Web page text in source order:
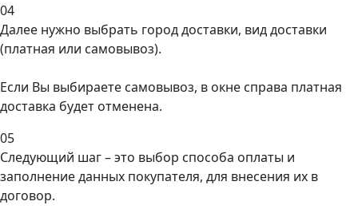
04
Далее нужно выбрать город доставки, вид доставки
(платная или самовывоз).
Если Вы выбираете самовывоз, в окне справа платная
доставка будет отменена.
05
Следующий шаг – это выбор способа оплаты и
заполнение данных покупателя, для внесения их в
договор.